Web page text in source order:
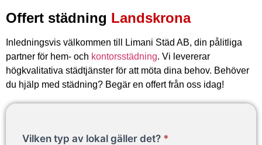
Offert städning Landskrona
Inledningsvis välkommen till Limani Städ AB, din pålitliga
partner för hem- och kontorsstädning. Vi levererar
högkvalitativa städtjänster för att möta dina behov. Behöver
du hjälp med städning? Begär en offert från oss idag!
Begär
Vilken typ av lokal gäller det? *